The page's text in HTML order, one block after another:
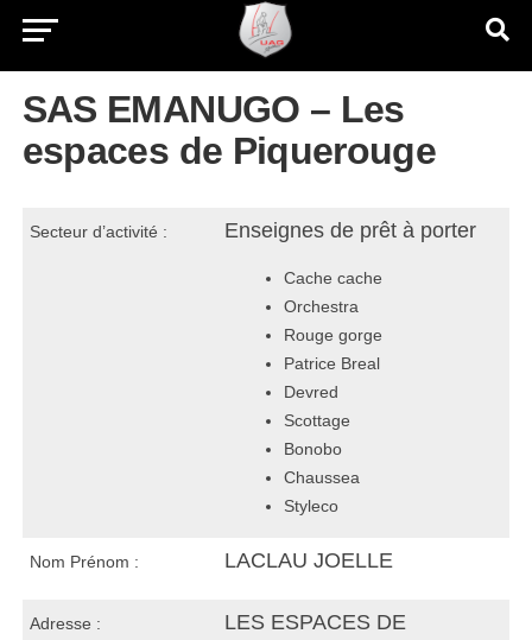
SAS EMANUGO – Les
espaces de Piquerouge
Secteur d’activité : Enseignes de prêt à porter
Cache cache
Orchestra
Rouge gorge
Patrice Breal
Devred
Scottage
Bonobo
Chaussea
Styleco
Nom Prénom : LACLAU JOELLE
Adresse :
LES ESPACES DE